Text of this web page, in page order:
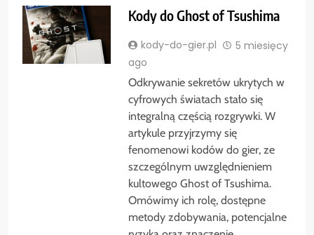
Kody do Ghost of Tsushima
kody-do-gier.pl
5 miesięcy
ago
Odkrywanie sekretów ukrytych w
cyfrowych światach stało się
integralną częścią rozgrywki. W
artykule przyjrzymy się
fenomenowi kodów do gier, ze
szczególnym uwzględnieniem
kultowego Ghost of Tsushima.
Omówimy ich rolę, dostępne
metody zdobywania, potencjalne